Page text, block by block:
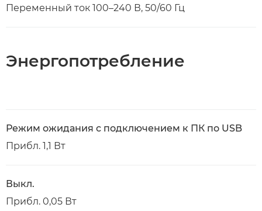
Переменный ток 100–240 В, 50/60 Гц
Энергопотребление
Режим ожидания с подключением к ПК по USB
Прибл. 1,1 Вт
Выкл.
Прибл. 0,05 Вт